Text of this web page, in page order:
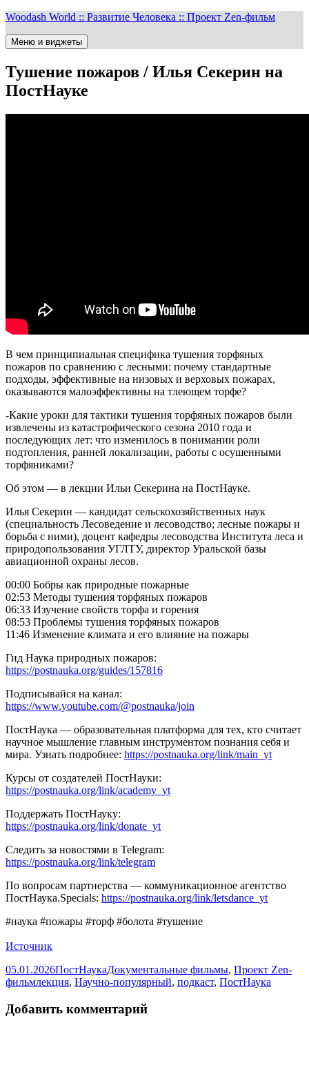
Перейти
содержимому
Woodash World :: Развитие Человека :: Проект Zen-фильм
Меню и виджеты
Тушение пожаров / Илья Секерин на
ПостНауке
В чем принципиальная специфика тушения торфяных
пожаров по сравнению с лесными: почему стандартные
подходы, эффективные на низовых и верховых пожарах,
оказываются малоэффективны на тлеющем торфе?
-Какие уроки для тактики тушения торфяных пожаров были
извлечены из катастрофического сезона 2010 года и
последующих лет: что изменилось в понимании роли
подтопления, ранней локализации, работы с осушенными
торфяниками?
Об этом — в лекции Ильи Секерина на ПостНауке.
Илья Секерин — кандидат сельскохозяйственных наук
(специальность Лесоведение и лесоводство; лесные пожары и
борьба с ними), доцент кафедры лесоводства Института леса и
природопользования УГЛТУ, директор Уральской базы
авиационной охраны лесов.
00:00 Бобры как природные пожарные
02:53 Методы тушения торфяных пожаров
06:33 Изучение свойств торфа и горения
08:53 Проблемы тушения торфяных пожаров
11:46 Изменение климата и его влияние на пожары
Гид Наука природных пожаров:
https://postnauka.org/guides/157816
Подписывайся на канал:
https://www.youtube.com/@postnauka/join
ПостНаука — образовательная платформа для тех, кто считает
научное мышление главным инструментом познания себя и
мира. Узнать подробнее: https://postnauka.org/link/main_yt
Курсы от создателей ПостНауки:
https://postnauka.org/link/academy_yt
Поддержать ПостНауку:
https://postnauka.org/link/donate_yt
Следить за новостями в Telegram:
https://postnauka.org/link/telegram
По вопросам партнерства — коммуникационное агентство
ПостНаука.Specials: https://postnauka.org/link/letsdance_yt
#наука #пожары #торф #болота #тушение
Источник
Опубликовано
05.01.2026Автор
ПостНаукаРубрики
Документальные фильмы, Проект Zen-
фильмМетки
лекция, Научно-популярный, подкаст, ПостНаука
Добавить комментарий